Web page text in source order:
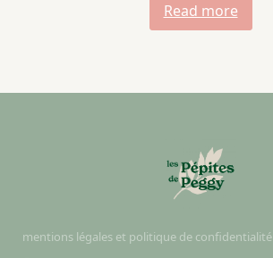
Read more
mentions légales et politique de confidentialité